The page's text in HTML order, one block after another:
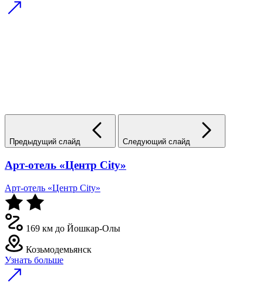
Предыдущий слайд Следующий слайд
Арт-отель «Центр City»
Арт-отель «Центр City»
169 км до Йошкар-Олы
Козьмодемьянск
Узнать больше